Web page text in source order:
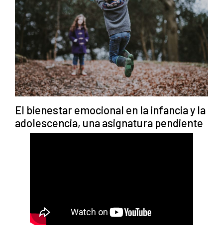
El bienestar emocional en la infancia y la
adolescencia, una asignatura pendiente